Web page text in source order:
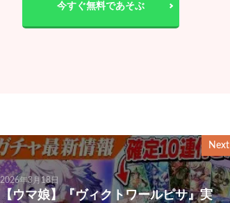
今すぐ無料であそぶ
Next
2026年3月18日
【ウマ娘】『ヴィクトワールピサ』実